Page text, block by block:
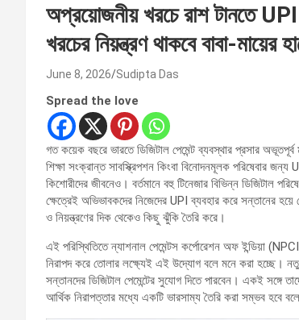
অপ্রয়োজনীয় খরচে রাশ টানতে
খরচের নিয়ন্ত্রণ থাকবে বাবা-মায়ের
June 8, 2026 Sudipta Das
Spread the love
গত কয়েক বছরে ভারতে ডিজিটাল পেমেন্ট ব্যবস্থার প্রসার
শিক্ষা সংক্রান্ত সাবস্ক্রিপশন কিংবা বিনোদনমূলক পরিষেবার
কিশোরীদের জীবনেও। বর্তমানে বহু টিনেজার বিভিন্ন ডিজিটাল
ক্ষেত্রেই অভিভাবকদের নিজেদের UPI ব্যবহার করে সন্তানের
ও নিয়ন্ত্রণের দিক থেকেও কিছু ঝুঁকি তৈরি করে।
এই পরিস্থিতিতে ন্যাশনাল পেমেন্টস কর্পোরেশন অফ ইন্ডিয়া
নিরাপদ করে তোলার লক্ষ্যেই এই উদ্যোগ বলে মনে করা হচ্ছে।
সন্তানদের ডিজিটাল পেমেন্টের সুযোগ দিতে পারবেন। একই সঙ্গে
আর্থিক নিরাপত্তার মধ্যে একটি ভারসাম্য তৈরি করা সম্ভব হবে